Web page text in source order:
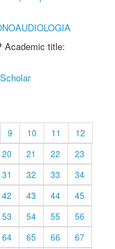
Academic title:
9 10 11
12
20 21 22
23
31 32 33
34
42 43 44
45
53 54 55
56
64 65 66
67